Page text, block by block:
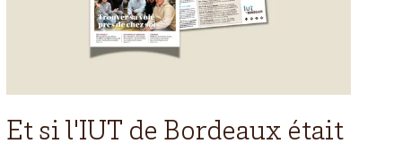
Et si l'IUT de Bordeaux était